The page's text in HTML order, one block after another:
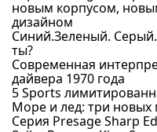
новым корпусом,
дизайном
Синий.Зеленый.
ты?
Современная
дайвера 1970 года
5 Sports
Море и лед: три новых
Серия Presage Sharp